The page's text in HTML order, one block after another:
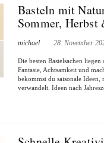
Basteln mit
Sommer,
michael 28. November
Die besten Bastelsachen
Fantasie, Achtsamkeit und
bekommst du saisonale
verwandelt. Ideen nach